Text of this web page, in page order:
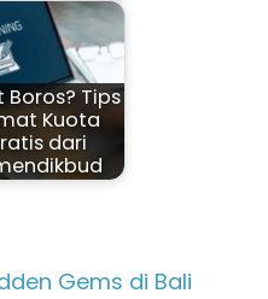
Boros? Tips
Kuota
dari
Gems di Bali